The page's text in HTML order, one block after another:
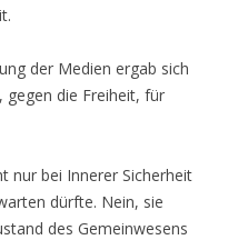
der Medien ergab sich
gegen die Freiheit, für
nur bei Innerer Sicherheit
dürfte. Nein, sie
des Gemeinwesens